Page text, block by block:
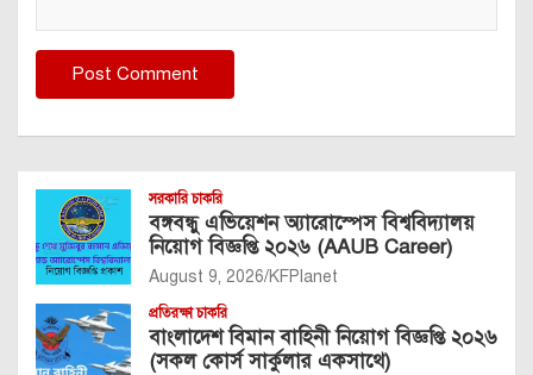
সরকারি চাকরি
বঙ্গবন্ধু এভিয়েশন অ্যারোস্পেস বিশ্ববিদ্যালয়
নিয়োগ বিজ্ঞপ্তি ২০২৬ (AAUB Career)
August 9, 2026 KFPlanet
প্রতিরক্ষা চাকরি
বাংলাদেশ বিমান বাহিনী নিয়োগ বিজ্ঞপ্তি ২০২৬
(সকল কোর্স সার্কুলার একসাথে)